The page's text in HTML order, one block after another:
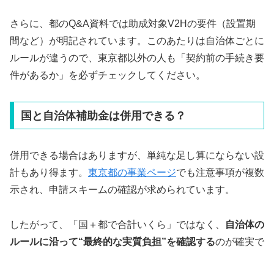
さらに、都のQ&A資料では助成対象V2Hの要件（設置期
間など）が明記されています。このあたりは自治体ごとに
ルールが違うので、東京都以外の人も「契約前の手続き要
件があるか」を必ずチェックしてください。
国と自治体補助金は併用できる？
併用できる場合はありますが、単純な足し算にならない設
計もあり得ます。 東京都の事業ページでも注意事項が複数
示され、申請スキームの確認が求められています。
したがって、「国＋都で合計いくら」ではなく、
自治体の
ルールに沿って“最終的な実質負担”を確認するのが確実で